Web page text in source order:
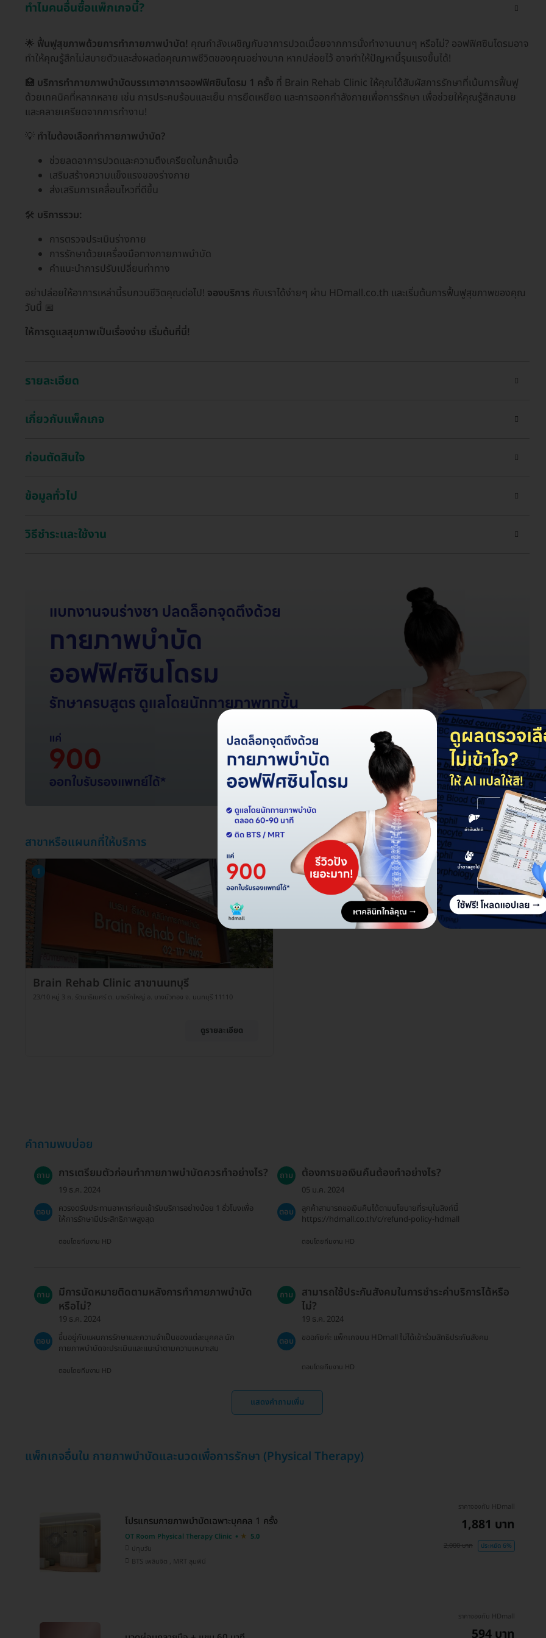
ทำไมคนอื่นซื้อแพ็กเกจนี้?
🌟 ฟื้นฟูสุขภาพด้วยการทำกายภาพบำบัด! คุณกำลังเผชิญกับอาการปวดเมื่อยจากการนั่งทำงานนานๆ หรือไม่? ออฟฟิศซินโดรมอาจ
ทำให้คุณรู้สึกไม่สบายตัวและส่งผลต่อคุณภาพชีวิตของคุณอย่างมาก หากปล่อยไว้ อาจทำให้ปัญหานี้รุนแรงขึ้นได้!
🏥 บริการทำกายภาพบำบัดบรรเทาอาการออฟฟิศซินโดรม 1 ครั้ง ที่ Brain Rehab Clinic ให้คุณได้สัมผัสการรักษาที่เน้นการฟื้นฟู
ด้วยเทคนิคที่หลากหลาย เช่น การประคบร้อนและเย็น การยืดเหยียด และการออกกำลังกายเพื่อการรักษา เพื่อช่วยให้คุณรู้สึกสบาย
และคลายเครียดจากการทำงาน!
💡 ทำไมต้องเลือกทำกายภาพบำบัด?
ช่วยลดอาการปวดและความตึงเครียดในกล้ามเนื้อ
เสริมสร้างความแข็งแรงของร่างกาย
ส่งเสริมการเคลื่อนไหวที่ดีขึ้น
🛠️ บริการรวม:
การตรวจประเมินร่างกาย
การรักษาด้วยเครื่องมือทางกายภาพบำบัด
คำแนะนำการปรับเปลี่ยนท่าทาง
อย่าปล่อยให้อาการเหล่านี้รบกวนชีวิตคุณต่อไป! จองบริการ กับเราได้ง่ายๆ ผ่าน HDmall.co.th และเริ่มต้นการฟื้นฟูสุขภาพของคุณ
วันนี้ 📅
ให้การดูแลสุขภาพเป็นเรื่องง่าย เริ่มต้นที่นี่!
รายละเอียด
เกี่ยวกับแพ็กเกจ
ก่อนตัดสินใจ
ข้อมูลทั่วไป
วิธีชำระและใช้งาน
สาขาหรือแผนกที่ให้บริการ
1
Brain Rehab Clinic สาขานนทบุรี
23/10 หมู่ 3 ถ. รัตนาธิเบศร์ ต. บางรักใหญ่ อ. บางบัวทอง จ. นนทบุรี 11110
ดูรายละเอียด
คำถามพบบ่อย
ถาม การเตรียมตัวก่อนทำกายภาพบำบัดควรทำอย่างไร?
19 ธ.ค. 2024
ตอบ
ควรงดรับประทานอาหารก่อนเข้ารับบริการอย่างน้อย 1 ชั่วโมงเพื่อ
ให้การรักษามีประสิทธิภาพสูงสุด
ตอบโดยทีมงาน HD
ถาม ต้องการขอเงินคืนต้องทำอย่างไร?
05 ม.ค. 2024
ตอบ
ลูกค้าสามารถขอเงินคืนได้ตามนโยบายที่ระบุในลิงก์นี้
https://hdmall.co.th/c/refund-policy-hdmall
ตอบโดยทีมงาน HD
ถาม
มีการนัดหมายติดตามหลังการทำกายภาพบำบัด
หรือไม่?
19 ธ.ค. 2024
ตอบ
ขึ้นอยู่กับแผนการรักษาและความจำเป็นของแต่ละบุคคล นัก
กายภาพบำบัดจะประเมินและแนะนำตามความเหมาะสม
ตอบโดยทีมงาน HD
ถาม
สามารถใช้ประกันสังคมในการชำระค่าบริการได้หรือ
ไม่?
19 ธ.ค. 2024
ตอบ
ขออภัยค่ะ แพ็กเกจบน HDmall ไม่ได้เข้าร่วมสิทธิประกันสังคม
ตอบโดยทีมงาน HD
แสดงคำถามเพิ่ม
แพ็กเกจอื่นใน กายภาพบำบัดและนวดเพื่อการรักษา (Physical Therapy)
โปรแกรมกายภาพบำบัดเฉพาะบุคคล 1 ครั้ง
OT Room Physical Therapy Clinic
5.0
ปทุมวัน
BTS เพลินจิต , MRT ลุมพินี
ราคาจองกับ HDmall
1,881 บาท
2,000 บาท ประหยัด 6%
ราคาจองกับ HDmall